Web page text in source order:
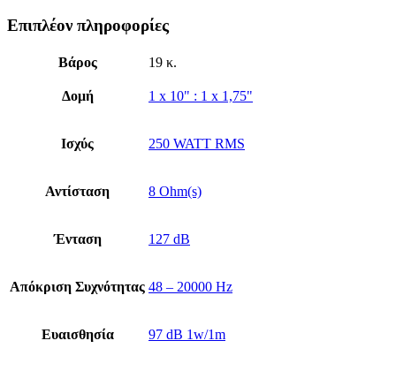
Επιπλέον πληροφορίες
Βάρος 19 κ.
Δομή 1 x 10" : 1 x 1,75"
Ισχύς 250 WATT RMS
Αντίσταση 8 Ohm(s)
Ένταση 127 dB
Απόκριση Συχνότητας 48 – 20000 Hz
Ευαισθησία 97 dB 1w/1m